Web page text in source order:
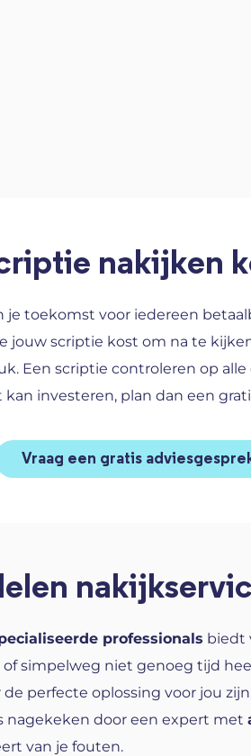
nakijken
toekomst voor iedereen
jouw scriptie kost om na te
Een scriptie controleren op
investeren, plan dan een
Vraag een gratis
professionals biedt
simpelweg niet genoeg tijd
perfecte oplossing voor jou
nagekeken door een expert met
van je fouten.